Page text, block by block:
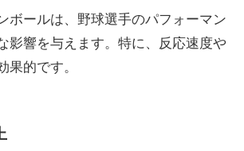
ボールは、野球選手のパフォーマン
影響を与えます。特に、反応速度や
果的です。